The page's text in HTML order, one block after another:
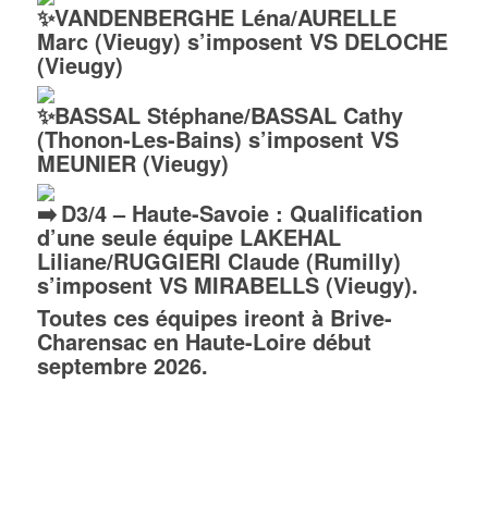
VANDENBERGHE Léna/AURELLE
Marc (Vieugy) s’imposent VS DELOCHE
(Vieugy)
BASSAL Stéphane/BASSAL Cathy
(Thonon-Les-Bains) s’imposent VS
MEUNIER (Vieugy)
D3/4 – Haute-Savoie : Qualification
d’une seule équipe LAKEHAL
Liliane/RUGGIERI Claude (Rumilly)
s’imposent VS MIRABELLS (Vieugy).
Toutes ces équipes ireont à Brive-
Charensac en Haute-Loire début
septembre 2026.